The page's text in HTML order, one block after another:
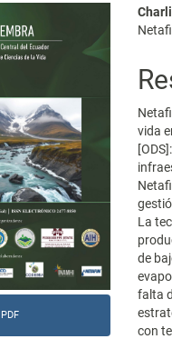
PDF
vida
La
de
falta
con